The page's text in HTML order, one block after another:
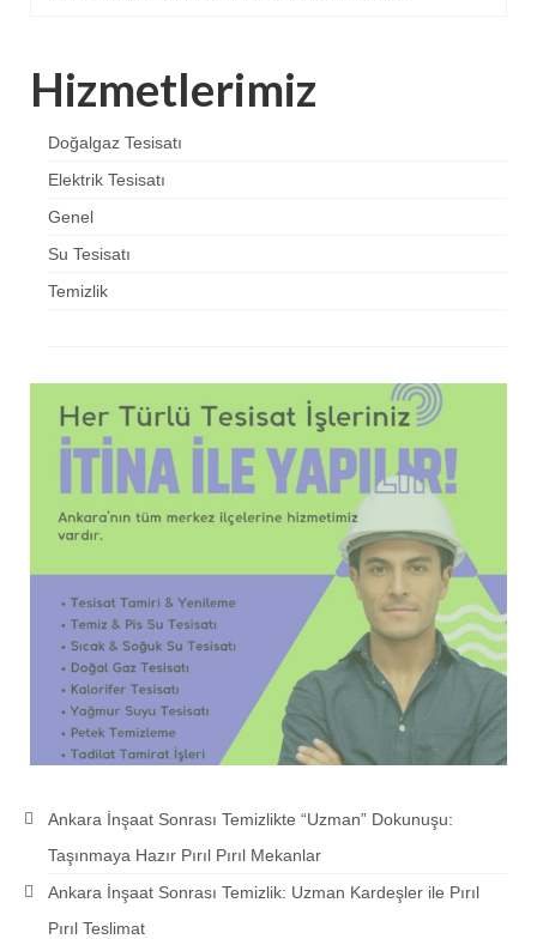
Hizmetlerimiz
Doğalgaz Tesisatı
Elektrik Tesisatı
Genel
Su Tesisatı
Temizlik
Ankara İnşaat Sonrası Temizlikte “Uzman” Dokunuşu:
Taşınmaya Hazır Pırıl Pırıl Mekanlar
Ankara İnşaat Sonrası Temizlik: Uzman Kardeşler ile Pırıl
Pırıl Teslimat